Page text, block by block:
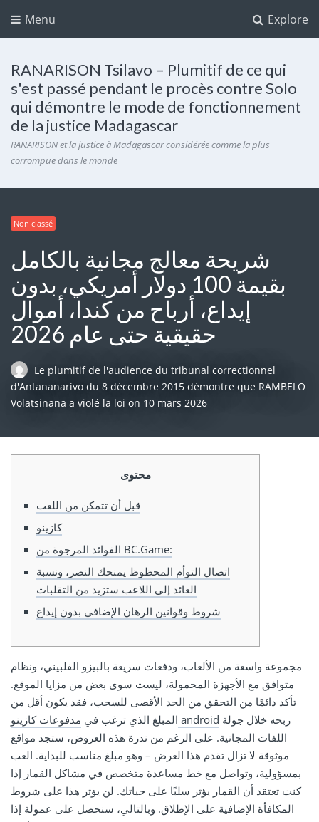
Explore
Menu
RANARISON Tsilavo – Plumitif de ce qui
s'est passé pendant le procès contre Solo
qui démontre le mode de fonctionnement
de la justice Madagascar
RANARISON et la justice à Madagascar considérée comme la plus
corrompue dans le monde
Non classé
شريحة معالج مجانية بالكامل
بقيمة 100 دولار أمريكي، بدون
إيداع، أرباح من كندا، أموال
حقيقية حتى عام 2026
Le plumitif de l'audience du tribunal correctionnel
d'Antananarivo du 8 décembre 2015 démontre que RAMBELO
Volatsinana a violé la loi on 10 mars 2026
محتوى
قبل أن تتمكن من اللعب
كازينو
الفوائد المرجوة من BC.Game:
اتصال التوأم المحظوظ يمنحك النصر، ونسبة
العائد إلى اللاعب ستزيد من التقلبات
شروط وقوانين الرهان الإضافي بدون إيداع
مجموعة واسعة من الألعاب، ودفعات سريعة بالبيزو الفلبيني، ونظام
متوافق مع الأجهزة المحمولة، ليست سوى بعض من مزايا الموقع.
تأكد دائمًا من التحقق من الحد الأقصى للسحب، فقد يكون أقل من
المبلغ الذي ترغب في مدفوعات كازينو android
اللفات المجانية. على الرغم من ندرة هذه العروض، ستجد مواقع
موثوقة لا تزال تقدم هذا العرض – وهو مبلغ مناسب للبداية. العب
بمسؤولية، وتواصل مع خط مساعدة متخصص في مشاكل القمار إذا
كنت تعتقد أن القمار يؤثر سلبًا على حياتك. لن يؤثر هذا على شروط
المكافأة الإضافية على الإطلاق. وبالتالي، سنحصل على عمولة إذا